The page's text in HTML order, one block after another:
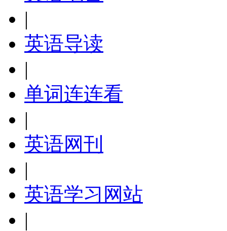
|
英语导读
|
单词连连看
|
英语网刊
|
英语学习网站
|